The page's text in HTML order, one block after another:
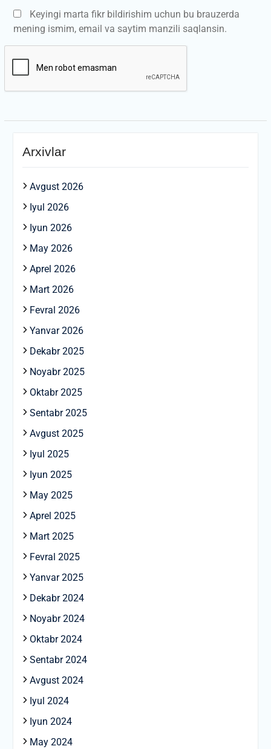
Keyingi marta fikr bildirishim uchun bu brauzerda
mening ismim, email va saytim manzili saqlansin.
Arxivlar
Avgust 2026
Iyul 2026
Iyun 2026
May 2026
Aprel 2026
Mart 2026
Fevral 2026
Yanvar 2026
Dekabr 2025
Noyabr 2025
Oktabr 2025
Sentabr 2025
Avgust 2025
Iyul 2025
Iyun 2025
May 2025
Aprel 2025
Mart 2025
Fevral 2025
Yanvar 2025
Dekabr 2024
Noyabr 2024
Oktabr 2024
Sentabr 2024
Avgust 2024
Iyul 2024
Iyun 2024
May 2024